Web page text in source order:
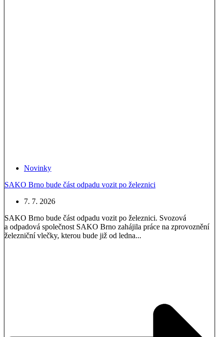
Novinky
SAKO Brno bude část odpadu vozit po železnici
7. 7. 2026
SAKO Brno bude část odpadu vozit po železnici. Svozová
a odpadová společnost SAKO Brno zahájila práce na zprovoznění
železniční vlečky, kterou bude již od ledna...